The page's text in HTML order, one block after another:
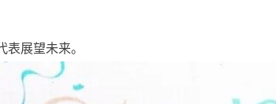
展望未来。